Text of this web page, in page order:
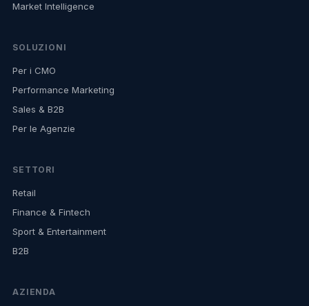
Market Intelligence
SOLUZIONI
Per i CMO
Performance Marketing
Sales & B2B
Per le Agenzie
SETTORI
Retail
Finance & Fintech
Sport & Entertainment
B2B
AZIENDA